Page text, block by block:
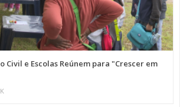
Civil e Escolas Reúnem para "Crescer em